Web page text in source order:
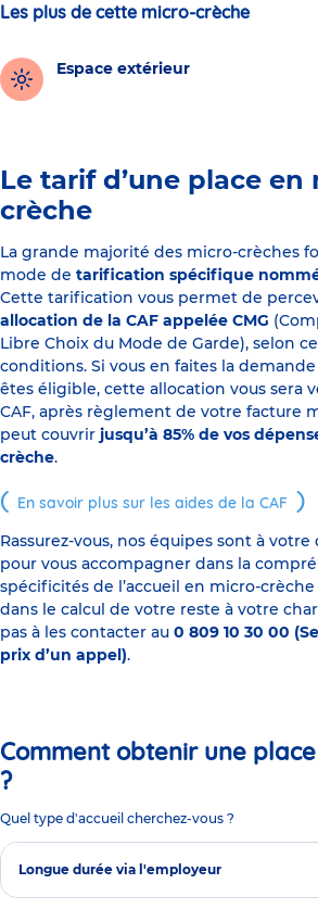
Les plus de cette micro-crèche
Espace extérieur
Le tarif d’une place en
crèche
La grande majorité des micro-crèches
mode de tarification spécifique nommé
Cette tarification vous permet de
allocation de la CAF appelée CMG
Libre Choix du Mode de Garde), selon
conditions. Si vous en faites la
êtes éligible, cette allocation vous sera
CAF, après règlement de votre facture
peut couvrir jusqu’à 85% de vos
crèche.
En savoir plus sur les aides de la CAF
Rassurez-vous, nos équipes sont à
pour vous accompagner dans la
spécificités de l’accueil en micro-
dans le calcul de votre reste à votre
pas à les contacter au 0 809 10 30 00
prix d’un appel).
Comment obtenir une
?
Quel type d'accueil cherchez-vous ?
Longue durée via l'employeur